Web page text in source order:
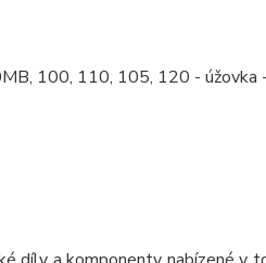
100, 110, 105, 120 -